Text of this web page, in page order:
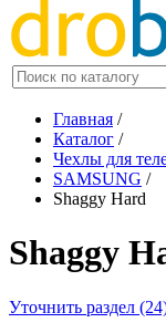
Главная /
Каталог /
Чехлы для
SAMSUNG /
Shaggy Hard
Shaggy
Уточнить раздел